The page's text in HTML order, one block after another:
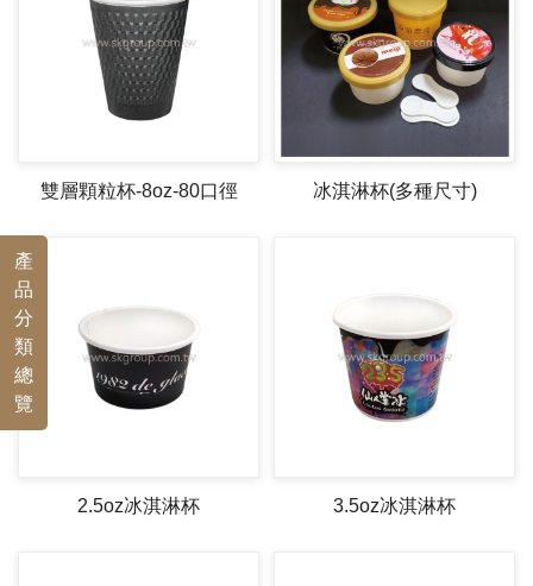
產
品
分
類
總
覽
雙層顆粒杯-8oz-80口徑 冰淇淋杯(多種尺寸)
2.5oz冰淇淋杯 3.5oz冰淇淋杯